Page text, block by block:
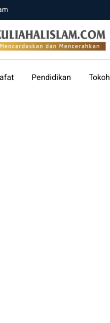
Pendidikan Tokoh